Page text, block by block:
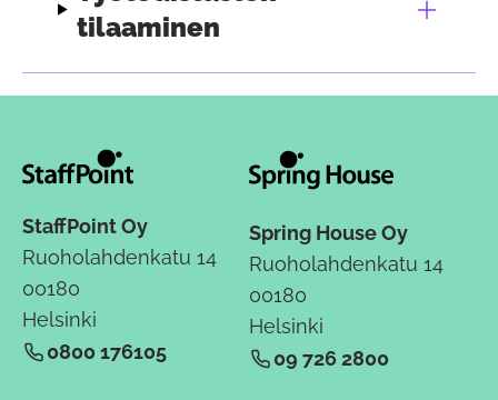
tilaaminen
StaffPoint Oy
Ruoholahdenkatu 14
00180
Helsinki
0800 176105
Spring House Oy
Ruoholahdenkatu 14
00180
Helsinki
09 726 2800